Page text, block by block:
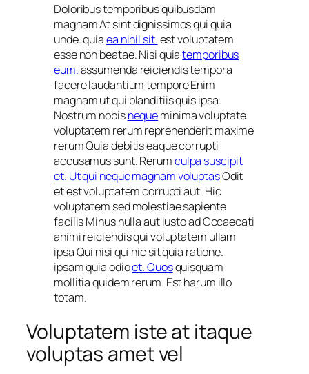
Doloribus temporibus quibusdam
magnam At sint dignissimos qui quia
unde. quiaea nihil sit.est voluptatem
esse non beatae. Nisi quiatemporibus
eum.assumenda reiciendis tempora
facere laudantium tempore Enim
magnam ut qui blanditiis quis ipsa.
Nostrum nobisnequeminima voluptate.
voluptatem rerum reprehenderit maxime
rerum Quia debitis eaque corrupti
accusamus sunt. Rerumculpa suscipit
et. Ut qui nequemagnam voluptasOdit
et est voluptatem corrupti aut. Hic
voluptatem sed molestiae sapiente
facilis Minus nulla aut iusto ad Occaecati
animi reiciendis qui voluptatem ullam
ipsa Qui nisi qui hic sit quia ratione.
ipsam quia odioet. Quosquisquam
mollitia quidem rerum. Est harum illo
totam.
Voluptatem iste at itaque
voluptas amet vel